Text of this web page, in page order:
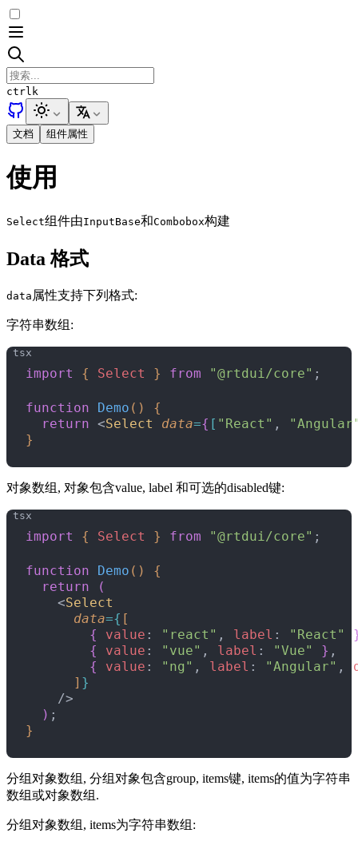
ctrl k
文档 组件属性
使用
Select组件由InputBase和Combobox构建
Data 格式
data 属性支持下列格式:
字符串数组:
import { Select } from "@rtdui/core" ;
function Demo ( )
{
  return
<Select data={ [ "React" ,
}
对象数组, 对象包含value, label 和可选的disabled键:
import { Select } from "@rtdui/core" ;
function Demo ( )
{
  return
(
<Select
      data
={ [
{
value : "react" , label : "React"
{
value : "vue" , label : "Vue" } ,
{
value : "ng" , label : "Angular" ,
] }
    /
>
) ;
}
分组对象数组, 分组对象包含group, items键, items的值为字符串
数组或对象数组.
分组对象数组, items为字符串数组: